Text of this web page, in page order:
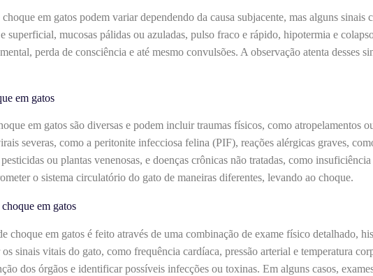
em gatos podem variar dependendo da causa subjacente, mas alguns sinais
superficial, mucosas pálidas ou azuladas, pulso fraco e rápido, hipotermia e
perda de consciência e até mesmo convulsões. A observação atenta desses
em gatos
em gatos são diversas e podem incluir traumas físicos, como atropelamentos
severas, como a peritonite infecciosa felina (PIF), reações alérgicas graves,
ou plantas venenosas, e doenças crônicas não tratadas, como
o sistema circulatório do gato de maneiras diferentes, levando ao choque.
em gatos
choque em gatos é feito através de uma combinação de exame físico detalhado,
sinais vitais do gato, como frequência cardíaca, pressão arterial e temperatura
dos órgãos e identificar possíveis infecções ou toxinas. Em alguns casos,